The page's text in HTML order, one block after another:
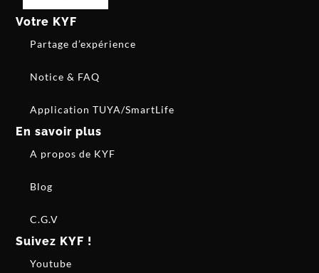
Votre KYF
Partage d’expérience
Notice & FAQ
Application TUYA/SmartLife
En savoir plus
A propos de KYF
Blog
C.G.V
Suivez KYF !
Youtube